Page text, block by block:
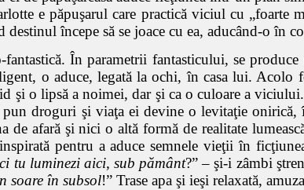
e păpuşarul care practică viciul cu „foarte
începe să se joace cu ea, aducând-o în
În parametrii fantasticului, se
o aduce, legată la ochi, în casa lui. Acolo
şi o lipsă a noimei, dar şi ca o culoare a
droguri şi viaţa ei devine o levitaţie onirică,
afară şi nici o altă formă de realitate
pentru a aduce semnele vieţii în
tu luminezi aici, sub pământ?” – şi-i zâmbi
soare în subsol!” Trase apa şi ieşi relaxată,